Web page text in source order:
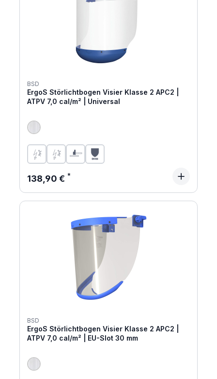
BSD
ErgoS Störlichtbogen Visier Klasse 2 APC2 |
ATPV 7,0 cal/m² | Universal
Regulärer Preis:
138,90 €
BSD
ErgoS Störlichtbogen Visier Klasse 2 APC2 |
ATPV 7,0 cal/m² | EU-Slot 30 mm